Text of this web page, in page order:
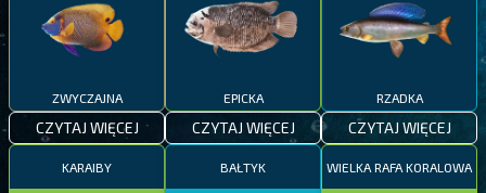
ZWYCZAJNA
CZYTAJ WIĘCEJ
EPICKA
CZYTAJ WIĘCEJ
RZADKA
CZYTAJ WIĘCEJ
KARAIBY BAŁTYK WIELKA RAFA KORALOWA